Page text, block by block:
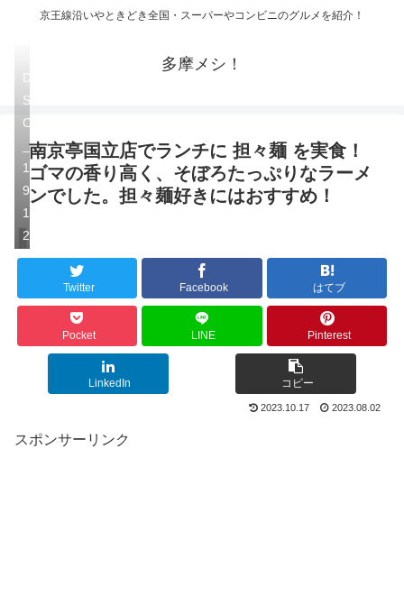
京王線沿いやときどき全国・スーパーやコンビニのグルメを紹介！
多摩メシ！
南京亭国立店でランチに 担々麺 を実食！
ゴマの香り高く、そぼろたっぷりなラーメ
ンでした。担々麺好きにはおすすめ！
南京亭
D
S
C
_
1
9
1
2
Twitter Facebook はてブ
Pocket LINE Pinterest
LinkedIn コピー
2023.10.17 2023.08.02
スポンサーリンク